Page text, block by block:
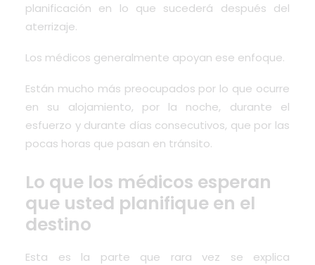
planificación en lo que sucederá después del
aterrizaje.
Los médicos generalmente apoyan ese enfoque.
Están mucho más preocupados por lo que ocurre
en su alojamiento, por la noche, durante el
esfuerzo y durante días consecutivos, que por las
pocas horas que pasan en tránsito.
Lo que los médicos esperan
que usted planifique en el
destino
Esta es la parte que rara vez se explica